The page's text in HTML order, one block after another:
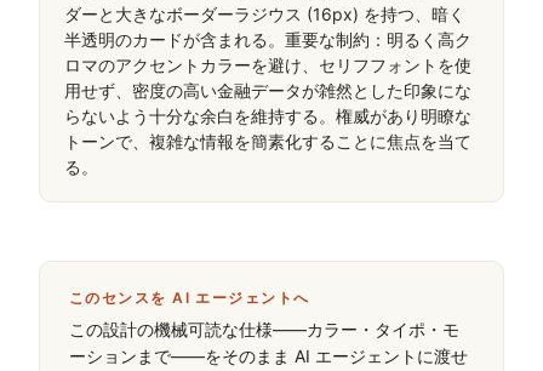
ダーと大きなボーダーラジウス (16px) を持つ、暗く
半透明のカードが含まれる。重要な制約：明るく高ク
ロマのアクセントカラーを避け、セリフフォントを使
用せず、密度の高い金融データが雑然とした印象にな
らないよう十分な余白を維持する。権威があり明瞭な
トーンで、複雑な情報を簡素化することに焦点を当て
る。
このセンスを AI エージェントへ
この設計の機械可読な仕様——カラー・タイポ・モ
ーションまで——をそのまま AI エージェントに渡せ